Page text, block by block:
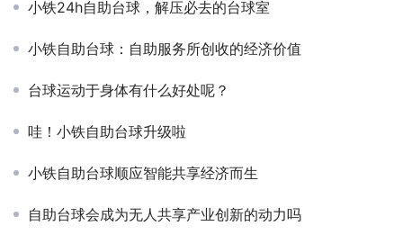
小铁24h自助台球，解压必去的台球室
小铁自助台球：自助服务所创收的经济价值
台球运动于身体有什么好处呢？
哇！小铁自助台球升级啦
小铁自助台球顺应智能共享经济而生
自助台球会成为无人共享产业创新的动力吗